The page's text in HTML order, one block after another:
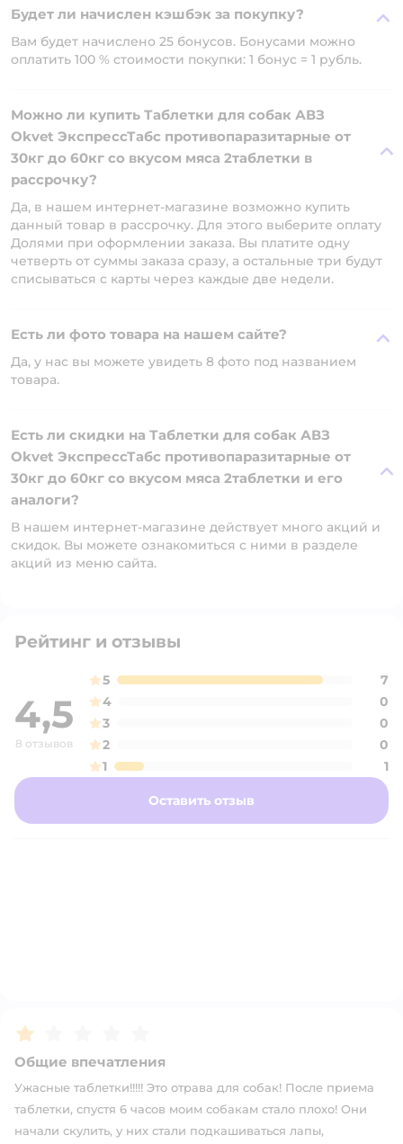
Будет ли начислен кэшбэк за покупку?
Вам будет начислено 25 бонусов. Бонусами можно
оплатить 100 % стоимости покупки: 1 бонус = 1 рубль.
Можно ли купить Таблетки для собак АВЗ
Okvet ЭкспрессТабс противопаразитарные от
30кг до 60кг со вкусом мяса 2таблетки в
рассрочку?
Да, в нашем интернет-магазине возможно купить
данный товар в рассрочку. Для этого выберите оплату
Долями при оформлении заказа. Вы платите одну
четверть от суммы заказа сразу, а остальные три будут
списываться с карты через каждые две недели.
Есть ли фото товара на нашем сайте?
Да, у нас вы можете увидеть 8 фото под названием
товара.
Есть ли скидки на Таблетки для собак АВЗ
Okvet ЭкспрессТабс противопаразитарные от
30кг до 60кг со вкусом мяса 2таблетки и его
аналоги?
В нашем интернет-магазине действует много акций и
скидок. Вы можете ознакомиться с ними в разделе
акций из меню сайта.
Рейтинг и отзывы
4,5
8 отзывов
5
7
4
0
3
0
2
0
1
1
Оставить отзыв
Рейтинг:
Общие впечатления
Ужасные таблетки!!!!! Это отрава для собак! После приема
таблетки, спустя 6 часов моим собакам стало плохо! Они
начали скулить, у них стали подкашиваться лапы,